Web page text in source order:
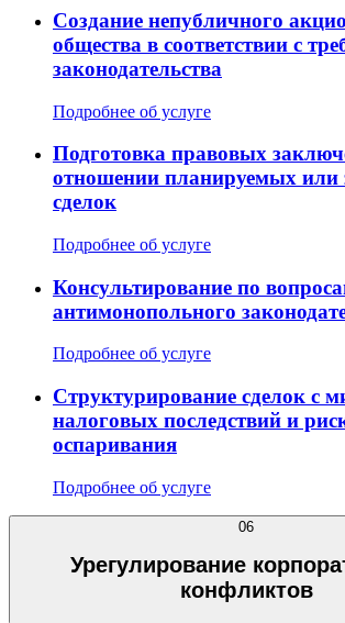
Создание непубличного
общества в соответствии с
законодательства
Подробнее об услуге
Подготовка правовых
отношении планируемых
сделок
Подробнее об услуге
Консультирование по
антимонопольного
Подробнее об услуге
Структурирование сделок с
налоговых последствий и
оспаривания
Подробнее об услуге
06
Урегулирование
конфликтов